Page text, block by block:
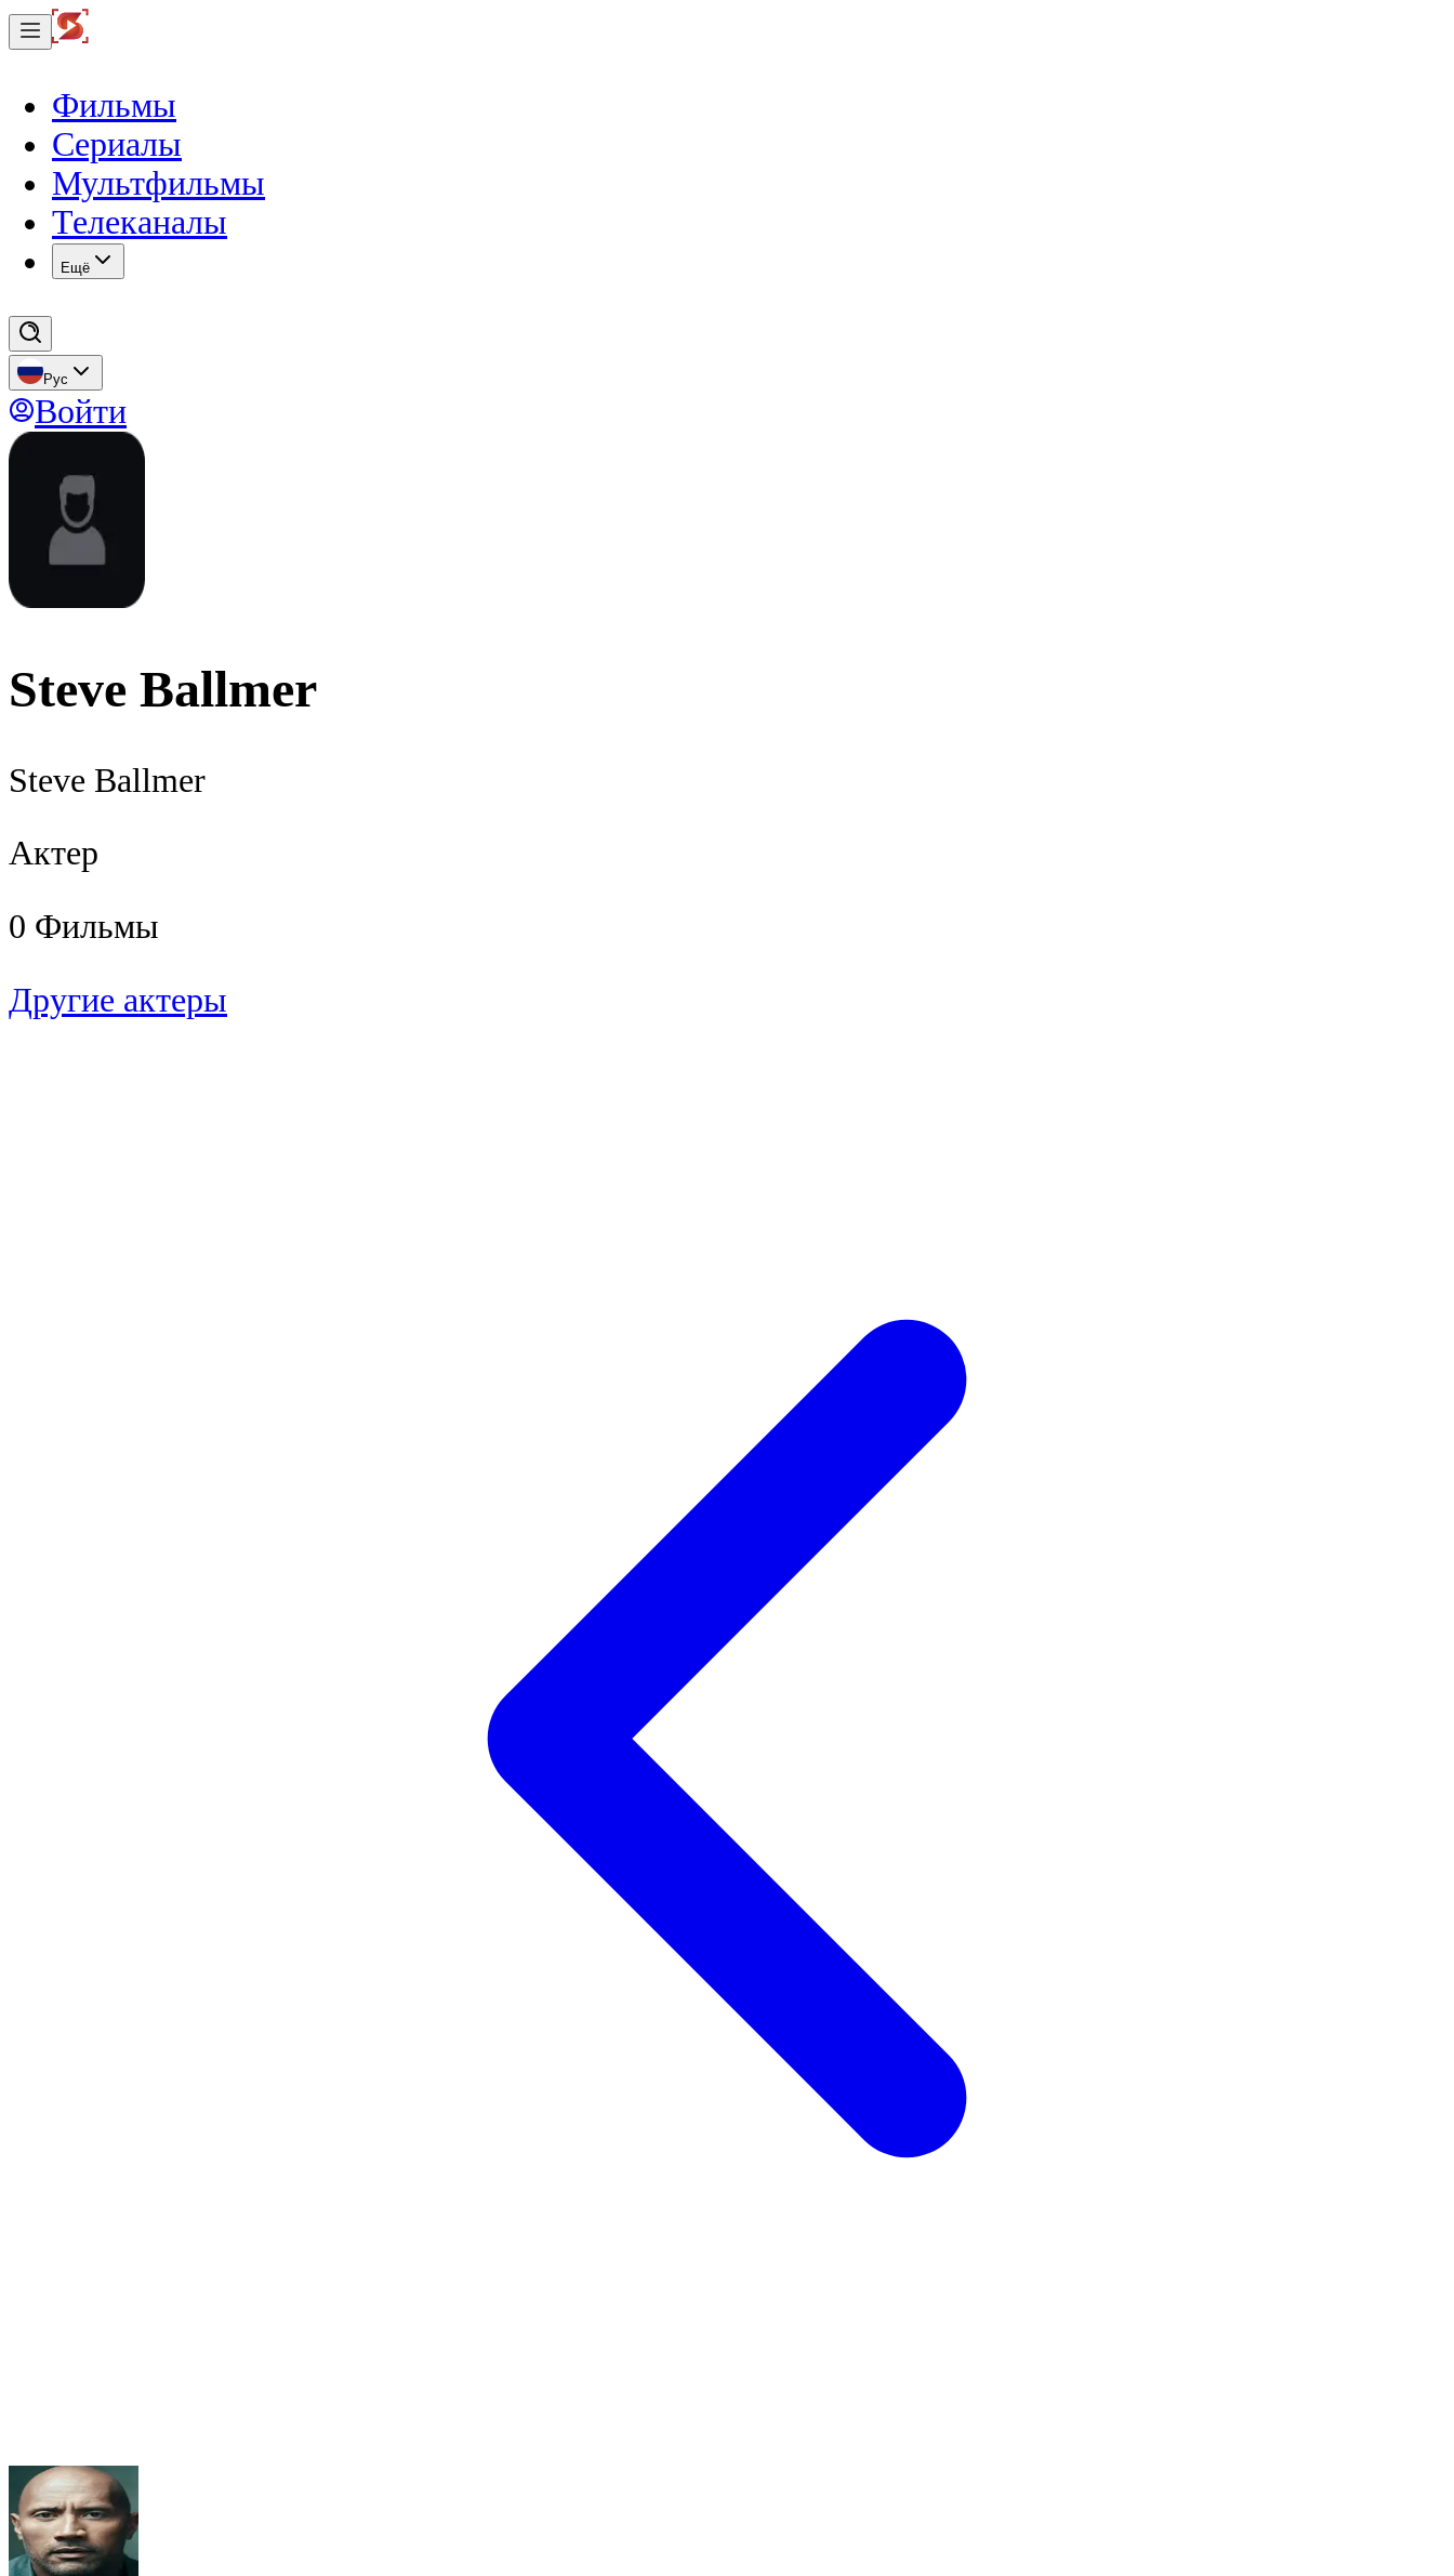
Фильмы
Сериалы
Мультфильмы
Телеканалы
Eщё
Рус
Войти
Steve Ballmer
Steve Ballmer
Актер
0 Фильмы
Другие актеры